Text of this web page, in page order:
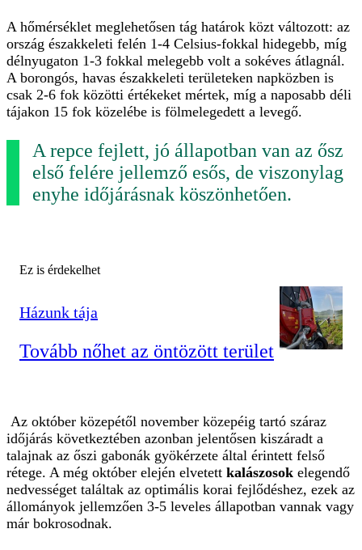
A hőmérséklet meglehetősen tág határok közt változott: az
ország északkeleti felén 1-4 Celsius-fokkal hidegebb, míg
délnyugaton 1-3 fokkal melegebb volt a sokéves átlagnál.
A borongós, havas északkeleti területeken napközben is
csak 2-6 fok közötti értékeket mértek, míg a naposabb déli
tájakon 15 fok közelébe is fölmelegedett a levegő.
A repce fejlett, jó állapotban van az ősz
első felére jellemző esős, de viszonylag
enyhe időjárásnak köszönhetően.
Ez is érdekelhet
Házunk tája
Tovább nőhet az öntözött terület
Az október közepétől november közepéig tartó száraz
időjárás következtében azonban jelentősen kiszáradt a
talajnak az őszi gabonák gyökérzete által érintett felső
rétege. A még október elején elvetett kalászosok elegendő
nedvességet találtak az optimális korai fejlődéshez, ezek az
állományok jellemzően 3-5 leveles állapotban vannak vagy
már bokrosodnak.